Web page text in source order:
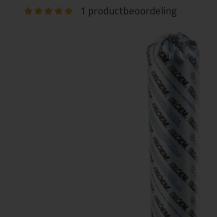
1 productbeoordeling